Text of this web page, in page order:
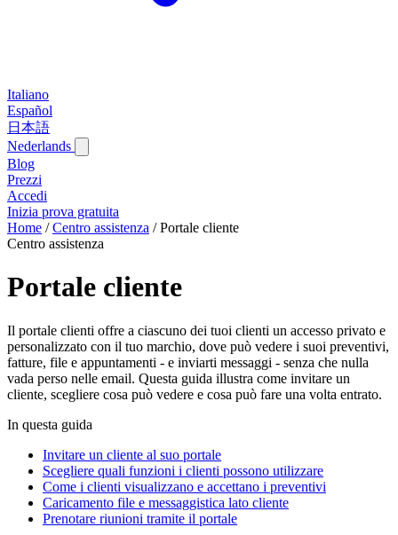
Italiano
Español
日本語
Nederlands
Blog‎
Prezzi
Accedi
Inizia prova gratuita
Home / Centro assistenza / Portale cliente
Centro assistenza
Portale cliente
Il portale clienti offre a ciascuno dei tuoi clienti un accesso privato e
personalizzato con il tuo marchio, dove può vedere i suoi preventivi,
fatture, file e appuntamenti - e inviarti messaggi - senza che nulla
vada perso nelle email. Questa guida illustra come invitare un
cliente, scegliere cosa può vedere e cosa può fare una volta entrato.
In questa guida
Invitare un cliente al suo portale
Scegliere quali funzioni i clienti possono utilizzare
Come i clienti visualizzano e accettano i preventivi
Caricamento file e messaggistica lato cliente
Prenotare riunioni tramite il portale